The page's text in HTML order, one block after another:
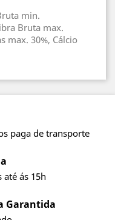
min.
Bruta max.
max. 30%, Cálcio
paga de transporte
até ás 15h
Garantida